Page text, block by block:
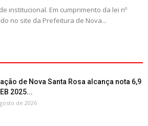
institucional. Em cumprimento da lei nº
no site da Prefeitura de Nova...
de Nova Santa Rosa alcança nota 6,9
2025...
de 2026